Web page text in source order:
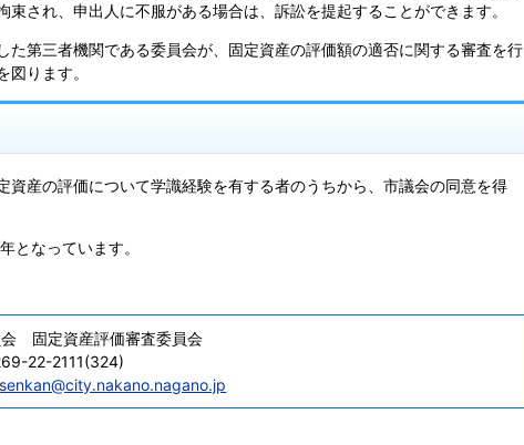
され、申出人に不服がある場合は、訴訟を提起することができます。
た第三者機関である委員会が、固定資産の評価額の適否に関する審査を行
ります。
資産の評価について学識経験を有する者のうちから、市議会の同意を得
となっています。
固定資産評価審査委員会
22-2111(324)
senkan@city.nakano.nagano.jp